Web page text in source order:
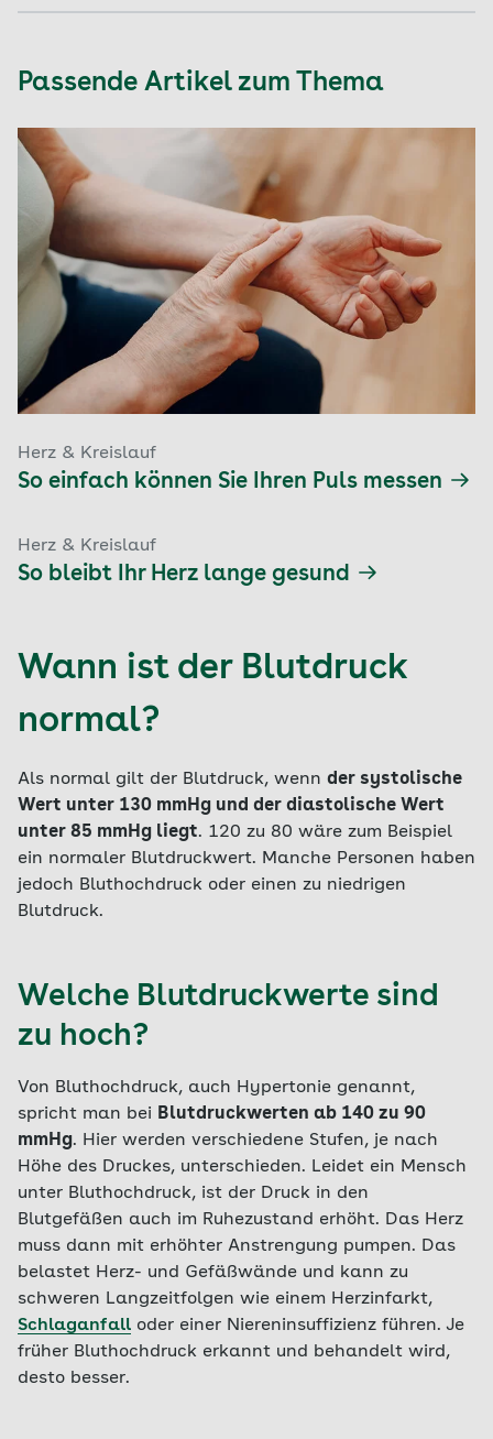
einer Selbstmessung geben.
die eigenen diastolischen und systolischen
Passende Artikel zum Thema
Herz & Kreislauf
So einfach können Sie Ihren Puls messen
Herz & Kreislauf
So bleibt Ihr Herz lange gesund
Wann ist der Blutdruck
normal?
Als normal gilt der Blutdruck, wenn der systolische
Wert unter 130 mmHg und der diastolische Wert
unter 85 mmHg liegt. 120 zu 80 wäre zum Beispiel
ein normaler Blutdruckwert. Manche Personen haben
jedoch Bluthochdruck oder einen zu niedrigen
Blutdruck.
Welche Blutdruckwerte sind
zu hoch?
Von Bluthochdruck, auch Hypertonie genannt,
spricht man bei Blutdruckwerten ab 140 zu 90
mmHg. Hier werden verschiedene Stufen, je nach
Höhe des Druckes, unterschieden. Leidet ein Mensch
unter Bluthochdruck, ist der Druck in den
Blutgefäßen auch im Ruhezustand erhöht. Das Herz
muss dann mit erhöhter Anstrengung pumpen. Das
belastet Herz- und Gefäßwände und kann zu
schweren Langzeitfolgen wie einem Herzinfarkt,
Schlaganfall oder einer Niereninsuffizienz führen. Je
früher Bluthochdruck erkannt und behandelt wird,
desto besser.